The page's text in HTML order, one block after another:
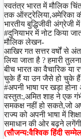
स्वतंत्र भारत में मौलिक
तक ऑस्ट्रेलिया,अमेरिका
भारतीय बुद्धिजीवी
#दुनियाभर में नोट किया
मौलिक लेखन-
आखिर गत सत्तर वर्षों से
लिया जाता है ? हमारी
बीच भारत का वैचारिक या
चुके हैं या उन जैसे हो चुके
#अपनी भाषा पर खड़ा होना
वस्तुत:,अमित शाह ने एक
समकक्ष नहीं हो सकते,जो
राज्य को अपनी भाषा में
समाधान की ओर बढ़ने
(सौजन्य:वैश्विक हिंदी